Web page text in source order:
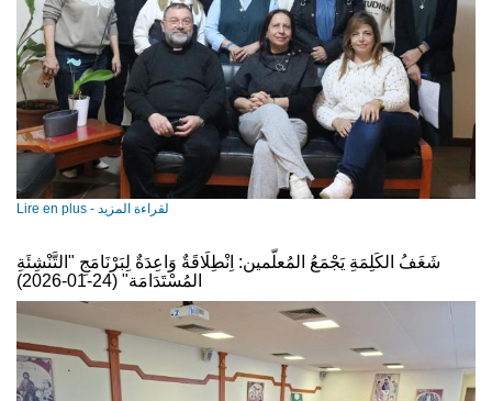
Lire en plus - لقراءة المزيد
شَغَفُ الكَلِمَةِ يَجْمَعُ المُعلّمين: اِنْطِلَاقَةٌ وَاعِدَةٌ لِبَرْنَامَجِ "التَّنْشِئَةِ
المُسْتَدَامَة" (24-01-2026)